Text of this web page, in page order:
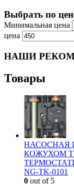
Выбрать по
Минимальная цена
цена
НАШИ
Товары
НАСОСНАЯ
КОЖУХОМ
NG-TK-0101
0 out of 5